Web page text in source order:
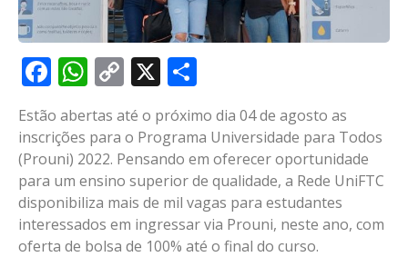
Facebook
WhatsApp
Copy
Link
X
Estão abertas até o próximo dia 04 de agosto as
inscrições para o Programa Universidade para Todos
(Prouni) 2022. Pensando em oferecer oportunidade
para um ensino superior de qualidade, a Rede UniFTC
disponibiliza mais de mil vagas para estudantes
interessados em ingressar via Prouni, neste ano, com
oferta de bolsa de 100% até o final do curso.